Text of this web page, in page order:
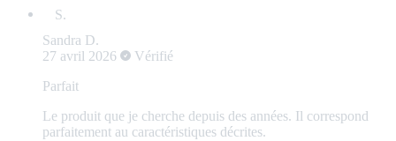
Sandra D.
27 avril 2026
Vérifié
Parfait
Le produit que je cherche depuis des années. Il correspond
parfaitement au caractéristiques décrites.